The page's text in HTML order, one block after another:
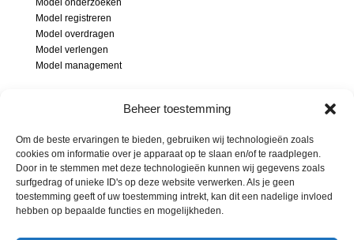
Beheer toestemming
Om de beste ervaringen te bieden, gebruiken wij technologieën zoals
cookies om informatie over je apparaat op te slaan en/of te raadplegen.
Door in te stemmen met deze technologieën kunnen wij gegevens zoals
surfgedrag of unieke ID's op deze website verwerken. Als je geen
toestemming geeft of uw toestemming intrekt, kan dit een nadelige invloed
hebben op bepaalde functies en mogelijkheden.
Model onderzoeken
Model registreren
Model overdragen
Model verlengen
Model management
Modelonderzoek
Inbreuk op model
Soorten modellen
Beschermingsgebied modellen